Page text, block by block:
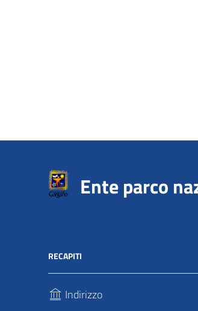
Ente parco
RECAPITI
Indirizzo